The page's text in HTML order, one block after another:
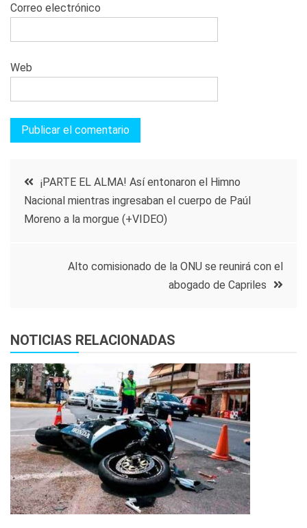
Correo electrónico
Web
Navegación
de
¡PARTE EL ALMA! Así entonaron el Himno
Nacional mientras ingresaban el cuerpo de Paúl
Moreno a la morgue (+VIDEO)
Alto comisionado de la ONU se reunirá con el
abogado de Capriles
NOTICIAS RELACIONADAS